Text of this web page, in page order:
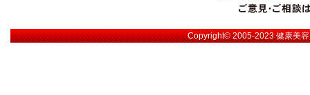
Copyright© 2005-2023健康美